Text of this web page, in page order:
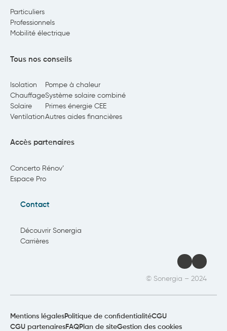
Particuliers
Professionnels
Mobilité électrique
Tous nos conseils
Isolation
Chauffage
Solaire
Ventilation
Pompe à chaleur
Système solaire combiné
Primes énergie CEE
Autres aides financières
Accès partenaires
Concerto Rénov’
Espace Pro
Contact
Découvrir Sonergia
Carrières
© Sonergia – 2024
Mentions légalesPolitique de confidentialitéCGU
CGU partenairesFAQPlan de siteGestion des cookies